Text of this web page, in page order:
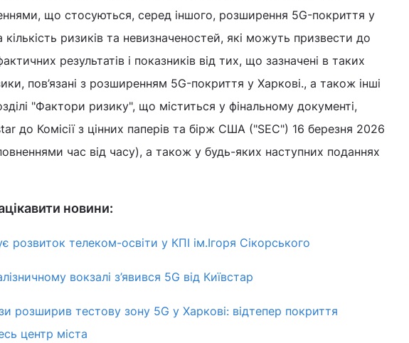
що стосуються, серед іншого, розширення 5G-покриття у
кількість ризиків та невизначеностей, які можуть призвести до
результатів і показників від тих, що зазначені в таких
пов’язані з розширенням 5G-покриття у Харкові., а також інші
"Фактори ризику", що міститься у фінальному документі,
до Комісії з цінних паперів та бірж США ("SEC") 16 березня 2026
час від часу), а також у будь-яких наступних поданнях
новини:
розвиток телеком-освіти у КПІ ім.Ігоря Сікорського
вокзалі з’явився 5G від Київстар
розширив тестову зону 5G у Харкові: відтепер покриття
центр міста